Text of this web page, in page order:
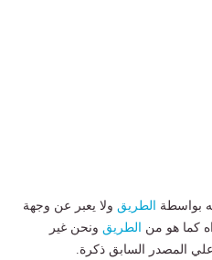
بواسطة الطريق ولا يعبر عن وجهة
كما هو من الطريق ونحن غير
المصدر السابق ذكرة.